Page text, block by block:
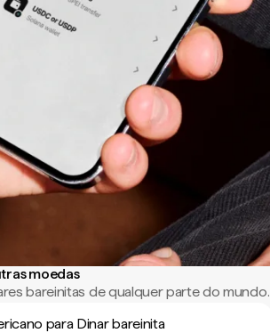
moedas
bareinitas de qualquer parte do mundo.
para Dinar bareinita